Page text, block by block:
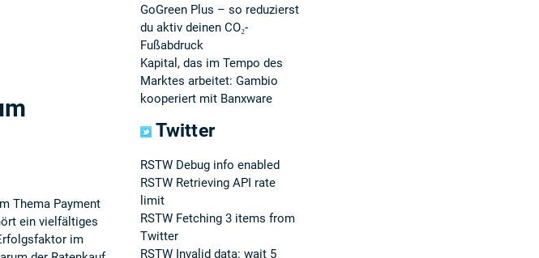
Thema Payment
ein vielfältiges
im
GoGreen Plus – so reduzierst
du aktiv deinen CO₂-
Fußabdruck
Kapital, das im Tempo des
Marktes arbeitet: Gambio
kooperiert mit Banxware
Twitter
RSTW Debug info enabled
RSTW Retrieving API rate
limit
RSTW Fetching 3 items from
Twitter
RSTW Invalid data: wait 5